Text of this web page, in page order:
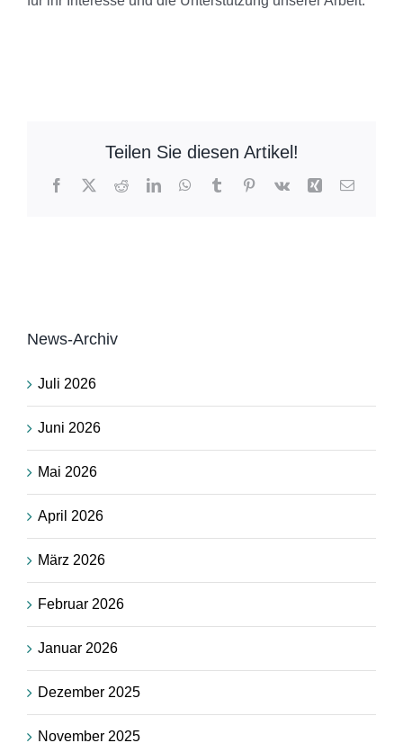
Teilen Sie diesen Artikel!
Facebook
X RedditLinkedInWhatsApp
TumblrPinterest
Vk Xing E-
News-Archiv
Juli 2026
Juni 2026
Mai 2026
April 2026
März 2026
Februar 2026
Januar 2026
Dezember 2025
November 2025